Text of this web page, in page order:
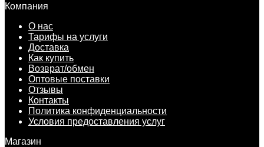
Компания
О нас
Тарифы на услуги
Доставка
Как купить
Возврат/обмен
Оптовые поставки
Отзывы
Контакты
Политика конфиденциальности
Условия предоставления услуг
Магазин